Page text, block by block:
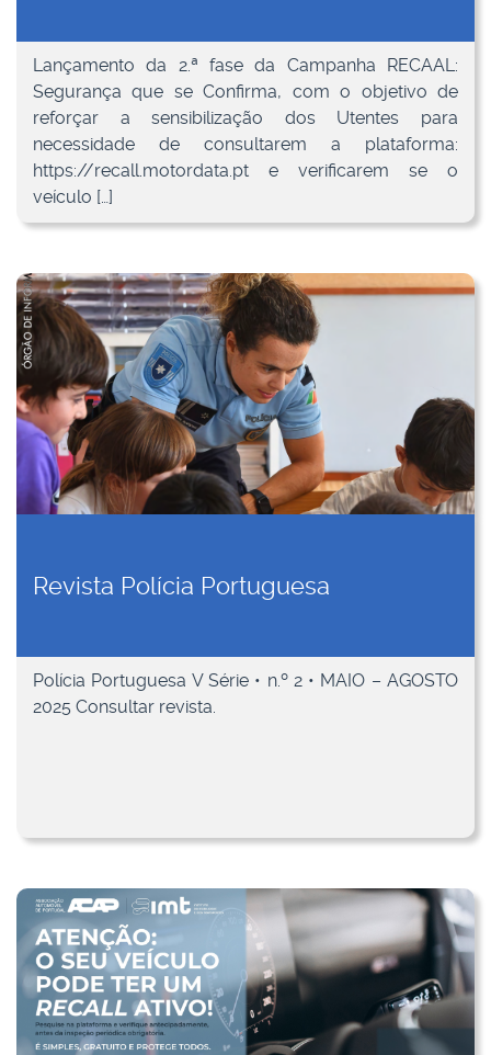
Lançamento da 2.ª fase da Campanha RECAAL:
Segurança que se Confirma, com o objetivo de
reforçar a sensibilização dos Utentes para
necessidade de consultarem a plataforma:
https://recall.motordata.pt e verificarem se o
veículo […]
Revista Polícia Portuguesa
Polícia Portuguesa V Série • n.º 2 • MAIO – AGOSTO
2025 Consultar revista.